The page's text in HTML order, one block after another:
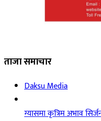
ताजा समाचार
Daksu Media
ग्यासमा कृत्रिम अभाव